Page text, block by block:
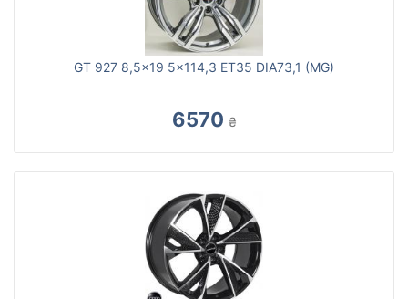
GT 927 8,5x19 5x114,3 ET35 DIA73,1 (MG)
6570 ₴